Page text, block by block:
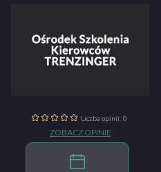
Liczba opinii: 0
ZOBACZ OPINIE